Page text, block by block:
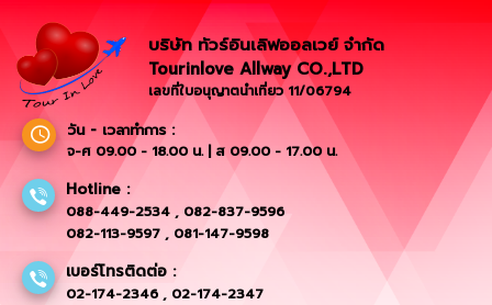
บริษัท ทัวร์อินเลิฟออลเวย์ จำกัด
Tourinlove Allway CO.,LTD
เลขที่ใบอนุญาตนำเที่ยว 11/06794
วัน - เวลาทำการ :
จ-ศ 09.00 - 18.00 น. | ส 09.00 - 17.00 น.
Hotline :
088-449-2534 , 082-837-9596
082-113-9597 , 081-147-9598
เบอร์โทรติดต่อ :
02-174-2346 , 02-174-2347